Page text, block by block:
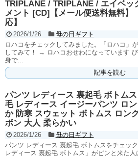
TRIPLANE / TRIPLANE / エイベッ
メント [CD]【メール便送料無料】
応】
2026/1/26
母の日ギフト
ロハコをチェックしてみました。「ロハコ」
してみて！ → ロハコおせわになっています
身で...
記事を読む
パンツ レディース 裏起毛 ボトム
毛 レディース イージーパンツ ロ
か 防寒 スウェット ボトムス ロン
ボン 大人 柔らかい
2026/1/26
母の日ギフト
パンツ レディース 裏起毛 ボトムスをチェッ
レディース 裏起毛 ボトムス」がピンと来た